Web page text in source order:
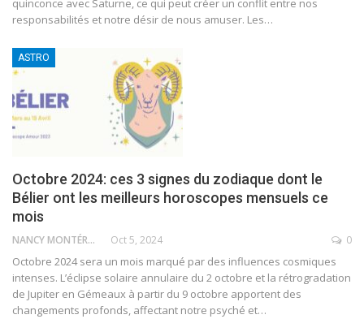
quinconce avec Saturne, ce qui peut créer un conflit entre nos
responsabilités et notre désir de nous amuser. Les…
ASTRO
Octobre 2024: ces 3 signes du zodiaque dont le
Bélier ont les meilleurs horoscopes mensuels ce
mois
NANCY MONTÉRO Oct 5, 2024 0
Octobre 2024 sera un mois marqué par des influences cosmiques
intenses. L’éclipse solaire annulaire du 2 octobre et la rétrogradation
de Jupiter en Gémeaux à partir du 9 octobre apportent des
changements profonds, affectant notre psyché et…